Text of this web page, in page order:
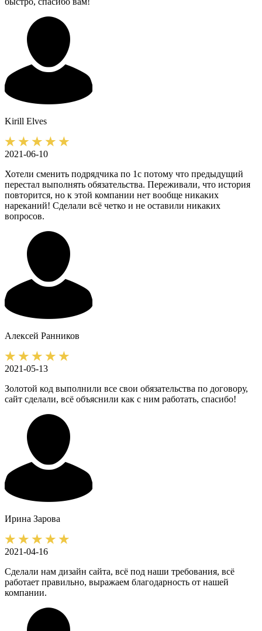
Kirill Elves
2021-06-10
Хотели сменить подрядчика по 1с потому что предыдущий
перестал выполнять обязательства. Переживали, что история
повторится, но к этой компании нет вообще никаких
нареканий! Сделали всё четко и не оставили никаких
вопросов.
Алексей Ранников
2021-05-13
Золотой код выполнили все свои обязательства по договору,
сайт сделали, всё объяснили как с ним работать, спасибо!
Ирина Зарова
2021-04-16
Сделали нам дизайн сайта, всё под наши требования, всё
работает правильно, выражаем благодарность от нашей
компании.